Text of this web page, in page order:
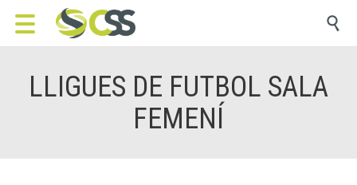

LLIGUES DE FUTBOL SALA
FEMENÍ